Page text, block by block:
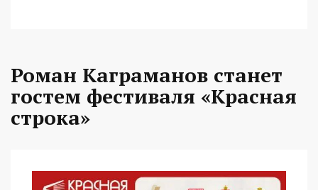
Роман Каграманов станет
гостем фестиваля «Красная
строка»